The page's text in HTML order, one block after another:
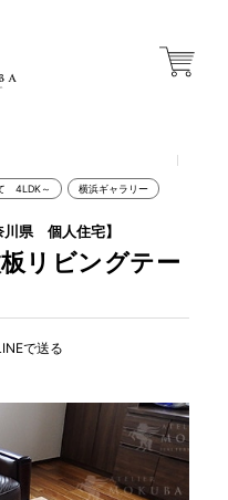
す
HOME
4LDK～ 横浜ギャラリー
リビングテー
川県 個人住宅】
で送る